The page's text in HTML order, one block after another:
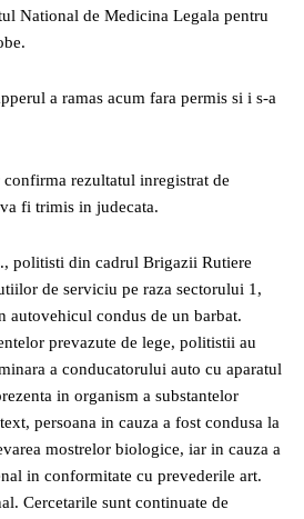
National de Medicina Legala pentru
a ramas acum fara permis si i s-a
rezultatul inregistrat de
fi trimis in judecata.
politisti din cadrul Brigazii Rutiere
de serviciu pe raza sectorului 1,
autovehicul condus de un barbat.
prevazute de lege, politistii au
a conducatorului auto cu aparatul
in organism a substantelor
persoana in cauza a fost condusa la
mostrelor biologice, iar in cauza a
in conformitate cu prevederile art.
Cercetarile sunt continuate de